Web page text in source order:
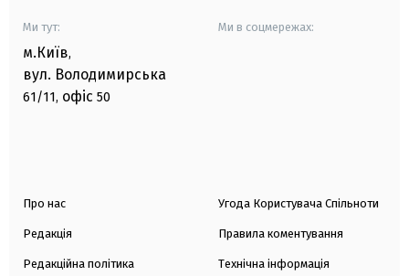
Ми тут:
м.Київ,
вул. Володимирська
61/11, офіс 50
Ми в соцмережах:
Про нас
Редакція
Редакційна політика
Угода Користувача Спільноти
Правила коментування
Технічна інформація